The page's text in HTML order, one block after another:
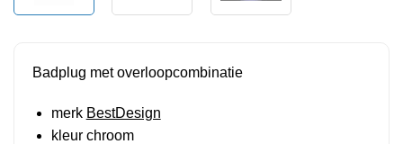
Badplug met overloopcombinatie
merk BestDesign
kleur chroom